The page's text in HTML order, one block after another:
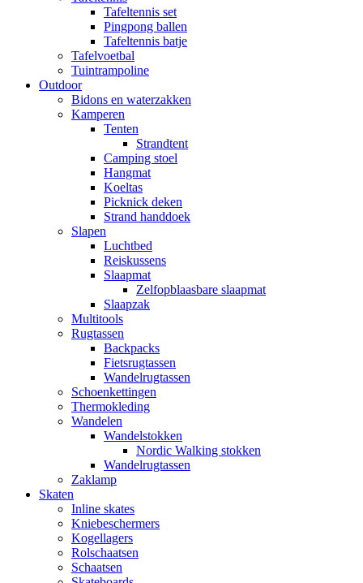
Tafeltennis set
Pingpong ballen
Tafeltennis batje
Tafelvoetbal
Tuintrampoline
Outdoor
Bidons en waterzakken
Kamperen
Tenten
Strandtent
Camping stoel
Hangmat
Koeltas
Picknick deken
Strand handdoek
Slapen
Luchtbed
Reiskussens
Slaapmat
Zelfopblaasbare slaapmat
Slaapzak
Multitools
Rugtassen
Backpacks
Fietsrugtassen
Wandelrugtassen
Schoenkettingen
Thermokleding
Wandelen
Wandelstokken
Nordic Walking stokken
Wandelrugtassen
Zaklamp
Skaten
Inline skates
Kniebeschermers
Kogellagers
Rolschaatsen
Schaatsen